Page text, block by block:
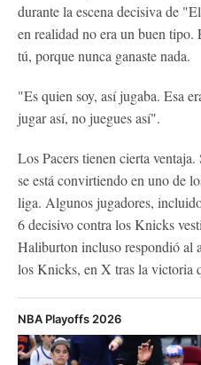
durante la escena decisiva de
en realidad no era un buen tipo.
tú, porque nunca ganaste nada.
"Es quien soy, así jugaba. Esa
jugar así, no juegues así".
Los Pacers tienen cierta ventaja.
se está convirtiendo en uno de
liga. Algunos jugadores,
6 decisivo contra los Knicks
Haliburton incluso respondió al
los Knicks, en X tras la victoria
NBA Playoffs 2026